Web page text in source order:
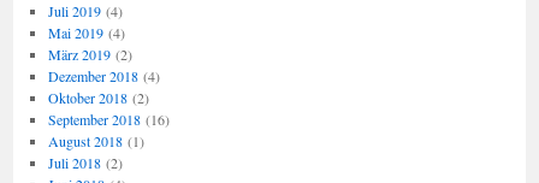
Juli 2019(4)
Mai 2019(4)
März 2019(2)
Dezember 2018(4)
Oktober 2018(2)
September 2018(16)
August 2018(1)
Juli 2018(2)